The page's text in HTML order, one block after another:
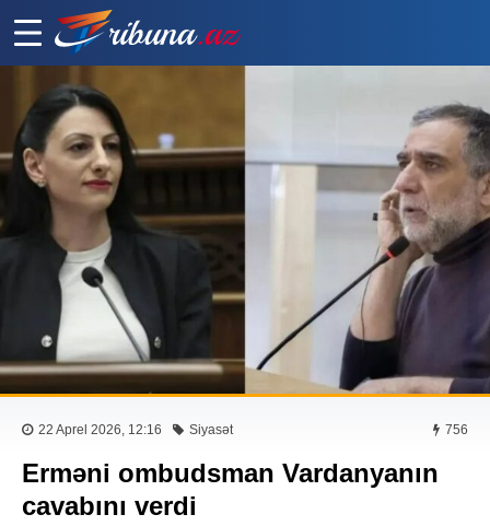
22 Aprel 2026, 12:16 Siyasət 756
Erməni ombudsman Vardanyanın
cavabını verdi